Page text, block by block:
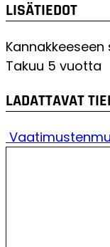
LISÄTIEDOT
Takuu 5 vuotta
LADATTAVAT